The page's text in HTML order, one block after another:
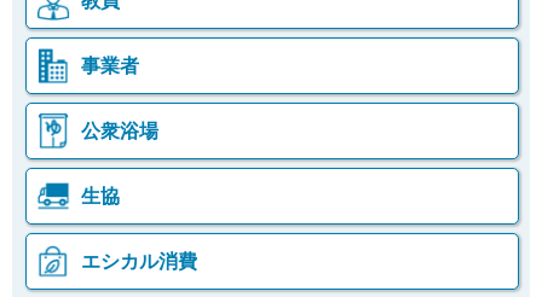
事業者
公衆浴場
生協
エシカル消費